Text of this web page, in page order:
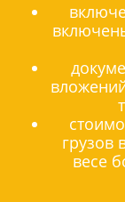
грузов
весе